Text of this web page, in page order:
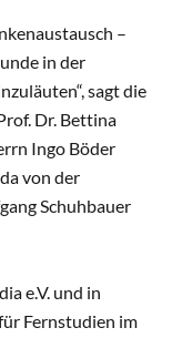
–
in der
sagt die
Dr. Bettina
Ingo Böder
von der
Schuhbauer
e.V. und in
Fernstudien im